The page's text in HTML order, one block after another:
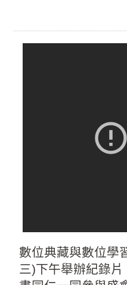
數位典藏與數位學
三)下午舉辦紀錄